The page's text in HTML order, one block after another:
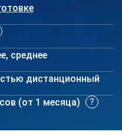
среднее
дистанционный
(от 1 месяца)